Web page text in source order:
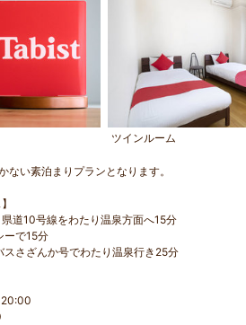
ツインルーム
ない素泊まりプランとなります。
県道10号線をわたり温泉方面へ15分
ーで15分
スさざんか号でわたり温泉行き25分
20:00